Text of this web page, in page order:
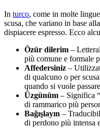
In turco, come in molte
scusa, che variano in base
dispiacere espresso. Ecco
Özür dilerim –
più comune e formale
Affedersiniz –
di qualcuno o per
quando si vuole
Üzgünüm – Significa
di rammarico più
Bağışlayın –
di perdono più intensa